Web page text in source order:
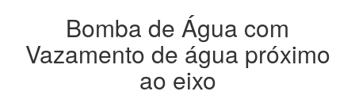
Bomba de Água com
Vazamento de água próximo
ao eixo